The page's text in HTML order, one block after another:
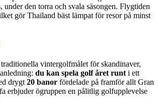
, under den torra och svala säsongen. Flygtiden
gör Thailand bäst lämpat för resor på minst
vintergolfmålet för skandinaver,
du kan spela golf året runt i ett
drygt 20 banor fördelade på framför allt Gran
erbjuder ögruppen en pålitlig golfupplevelse